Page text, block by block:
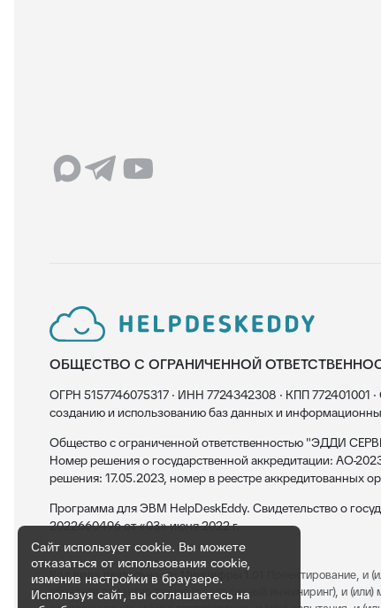
ОБЩЕСТВО С ОГРАНИЧЕННОЙ
ОГРН 5157746075317 · ИНН 7724342308 · КПП 772401001
созданию и использованию баз данных и
Общество с ограниченной ответственностью "ЭДДИ
Номер решения о государственной аккредитации: АО-
решения: 17.05.2023, номер в реестре аккредитованных
Программа для ЭВМ HelpDeskEddy. Свидетельство о
2022660496 от «03» июня 2022 г.
Код вида деятельности Минцифры 1.01
Проектирование, и
обратное проектирование (реверсивный инжиниринг), и (или)
Сайт использует cookie. Вы можете
отказаться от использования cookie,
изменив настройки в браузере.
Используя сайт, вы соглашаетесь на